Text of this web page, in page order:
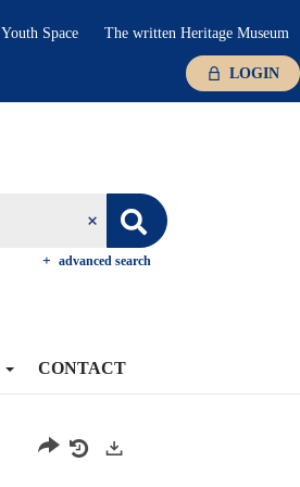
Youth Space The written Heritage Museum
LOGIN
advanced search
CONTACT